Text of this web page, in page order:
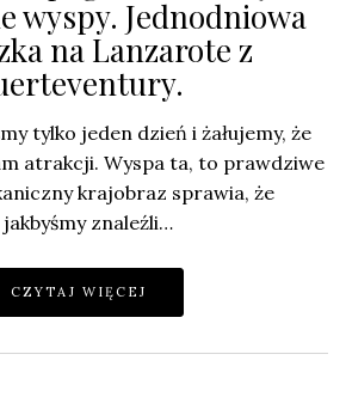
wyspy. Jednodniowa
na Lanzarote z
tylko jeden dzień i żałujemy, że
atrakcji. Wyspa ta, to prawdziwe
krajobraz sprawia, że
znaleźli…
CZYTAJ WIĘCEJ